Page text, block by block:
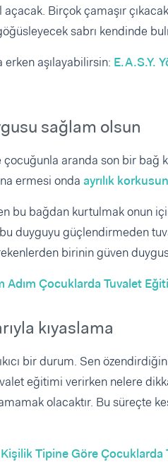
Birçok çamaşır
sabrı kendinde
aşılayabilirsin: E.A.S.Y.
sağlam olsun
çocuğunla aranda son bir bağ
ermesi onda ayrılık
bu bağdan kurtulmak onun
duyguyu güçlendirmeden
birinin güven
Adım Çocuklarda Tuvalet
kıyaslama
bir durum. Sen
eğitimi verirken nelere
olacaktır. Bu süreçte
Tipine Göre Çocuklarda